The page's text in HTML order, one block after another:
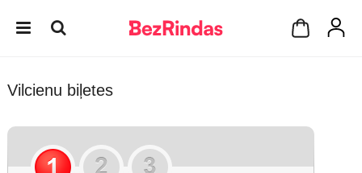
Vilcienu biļetes